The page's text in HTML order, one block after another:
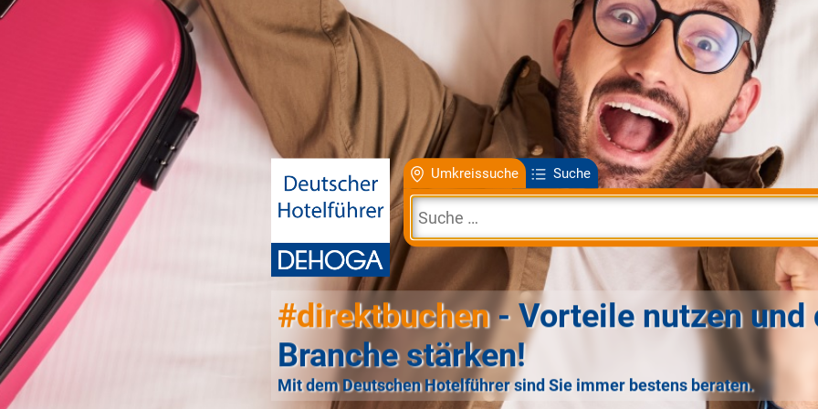
Umkreissuche Suche
#direktbuchen- Vorteile nutzen und
Branche stärken!
Mit dem Deutschen Hotelführer sind Sie immer bestens beraten.